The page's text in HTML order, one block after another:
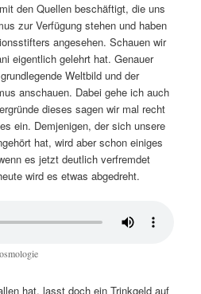
den Quellen beschäftigt, die uns
zur Verfügung stehen und haben
angesehen. Schauen wir
eigentlich gelehrt hat. Genauer
Weltbild und der
anschauen. Dabei gehe ich auch
dieses sagen wir mal recht
ein. Demjenigen, der sich unsere
hat, wird aber schon einiges
es jetzt deutlich verfremdet
wird es etwas abgedreht.
hat, lasst doch ein Trinkgeld auf